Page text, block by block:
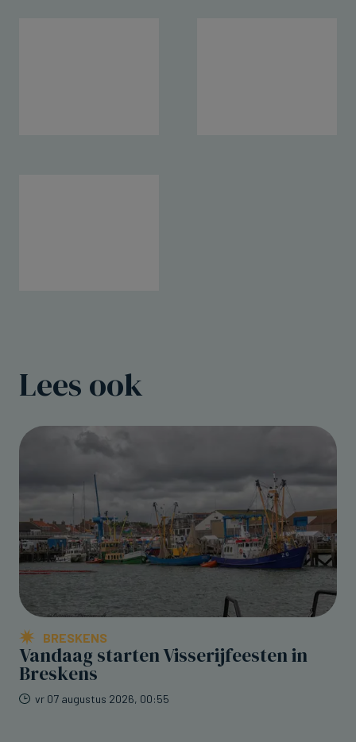
Lees ook
BRESKENS
Vandaag starten Visserijfeesten in
Breskens
vr 07 augustus 2026, 00:55